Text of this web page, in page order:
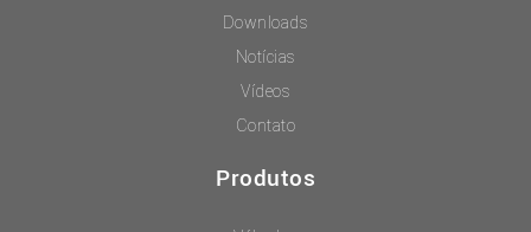
Downloads
Notícias
Vídeos
Contato
Produtos